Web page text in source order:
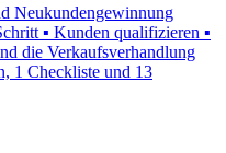
Neukundengewinnung
▪ Kunden qualifizieren ▪
die Verkaufsverhandlung
1 Checkliste und 13